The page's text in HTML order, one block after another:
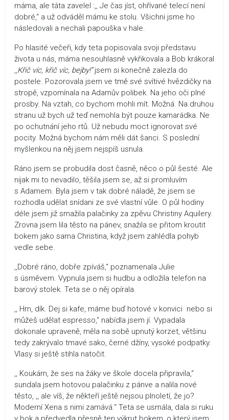
máma, ale táta zavelel :,, Je čas jíst, ohřívané telecí není
dobré,“ a už odváděl mámu ke stolu. Všichni jsme ho
následovali a nechali papouška v hale.
Po hlasité večeři, kdy teta popisovala svoji představu
života u nás, máma nesouhlasně vykřikovala a Bob krákoral
,,Křič víc, křič víc, bejby!“jsem si konečně zalezla do
postele. Pozorovala jsem ve tmě své svítivé hvězdičky na
stropě, vzpomínala na Adamův polibek. Na jeho oči plné
prosby. Na vztah, co bychom mohli mít. Možná. Na druhou
stranu už bych už teď nemohla být pouze kamarádka. Ne
po ochutnání jeho rtů. Už nebudu moct ignorovat své
pocity. Možná bychom nám měli dát šanci. S poslední
myšlenkou na něj jsem nejspíš usnula.
Ráno jsem se probudila dost časně, něco o půl šesté. Ale
nijak mi to nevadilo, těšila jsem se, až si promluvím
s Adamem. Byla jsem v tak dobré náladě, že jsem se
rozhodla udělat snídani ze své vlastní vůle. O půl hodiny
déle jsem již smažila palačinky za zpěvu Christiny Aquilery.
Zrovna jsem lila těsto na pánev, snažila se přitom kroutit
bokem jako sama Christina, když jsem zahlédla pohyb
vedle sebe.
,,Dobré ráno, dobře zpíváš,“ poznamenala Julie
s úsměvem. Vypnula jsem si hudbu a odložila telefon na
barový stolek. Teta se o něj opírala.
,, Hm, dík. Dej si kafe, máme buď hotové v konvici nebo si
můžeš udělat espresso,“ nabídla jsem jí. Vypadala
dokonale upraveně, měla na sobě upnutý korzet, většinu
tedy zakrývalo tmavé sako, černé džíny, vysoké podpatky.
Vlasy si ještě stihla natočit.
,, Koukám, že ses na žáky ve škole docela připravila,“
sundala jsem hotovou palačinku z pánve a nalila nové
těsto, ,, ale víš, že někteří ještě nejsou plnoletí, že jo?
Moderní Xena s nimi zamává.“ Teta se usmála, dala si ruku